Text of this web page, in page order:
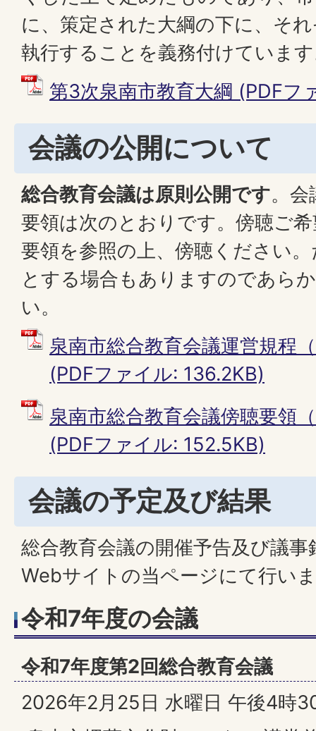
に、策定された大綱の下に、そ
執行することを義務付けていま
第3次泉南市教育大綱 (PDFフ
会議の公開について
総合教育会議は原則公開です。会
要領は次のとおりです。傍聴ご
要領を参照の上、傍聴ください
とする場合もありますのであら
い。
泉南市総合教育会議運営規程
(PDFファイル: 136.2KB)
泉南市総合教育会議傍聴要領
(PDFファイル: 152.5KB)
会議の予定及び結果
総合教育会議の開催予告及び議
Webサイトの当ページにて行い
令和7年度の会議
令和7年度第2回総合教育会議
2026年2月25日 水曜日 午後4時